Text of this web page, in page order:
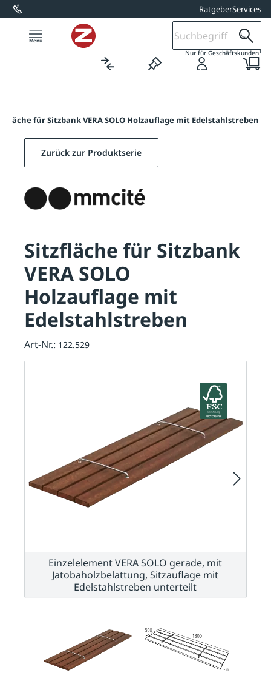
springen RatgeberServices
Nur für Geschäftskunden1
für Sitzbank VERA SOLO Holzauflage mit Edelstahlstreben
Zurück zur Produktserie
Sitzfläche für Sitzbank
VERA SOLO
Holzauflage mit
Edelstahlstreben
Art-Nr.: 122.529
Einzelelement VERA SOLO gerade, mit
Jatobaholzbelattung, Sitzauflage mit
Edelstahlstreben unterteilt